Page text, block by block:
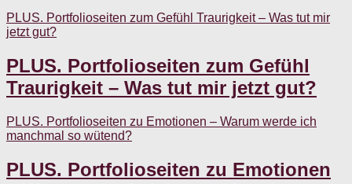
PLUS. Portfolioseiten zum Gefühl Traurigkeit – Was tut mir
jetzt gut?
PLUS. Portfolioseiten zum Gefühl
Traurigkeit – Was tut mir jetzt gut?
PLUS. Portfolioseiten zu Emotionen – Warum werde ich
manchmal so wütend?
PLUS. Portfolioseiten zu Emotionen